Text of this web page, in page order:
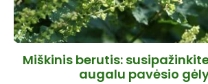
Miškinis berutis:
augalu pavėsio